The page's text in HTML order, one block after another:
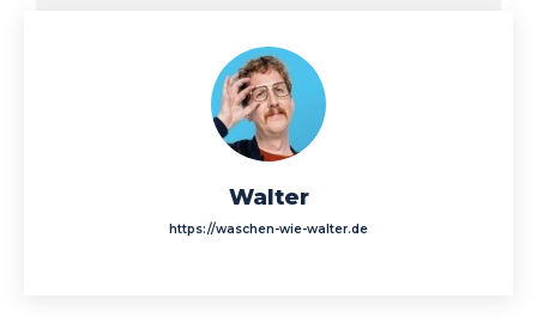
Walter
https://waschen-wie-walter.de